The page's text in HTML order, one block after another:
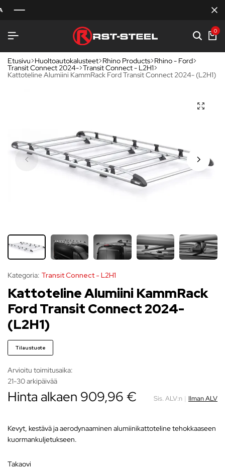
0
Etusivu Huoltoautokalusteet Rhino Products Rhino - Ford
Transit Connect 2024- Transit Connect - L2H1
Kattoteline Alumiini KammRack Ford Transit Connect 2024- (L2H1)
Kategoria: Transit Connect - L2H1
Kattoteline Alumiini KammRack
Ford Transit Connect 2024-
(L2H1)
Tilaustuote
Arvioitu toimitusaika:
21-30 arkipäivää
Hinta alkaen 909,96 € Sis. ALV:n | Ilman ALV
Kevyt, kestävä ja aerodynaaminen alumiinikattoteline tehokkaaseen
kuormankuljetukseen.
takaovi